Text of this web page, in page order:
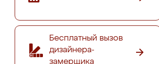
Бесплатный вызов
дизайнера-
замерщика